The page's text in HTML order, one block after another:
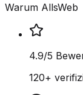
Warum AllsWeb
4.9/5
120+